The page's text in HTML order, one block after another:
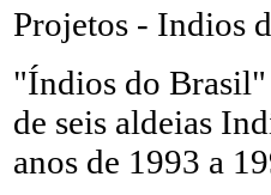
Projetos - Indios
"Índios do Brasil"
de seis aldeias
anos de 1993 a